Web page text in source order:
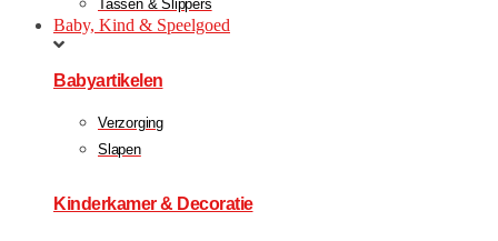
Tassen & Slippers
Baby, Kind & Speelgoed
Babyartikelen
Verzorging
Slapen
Kinderkamer & Decoratie